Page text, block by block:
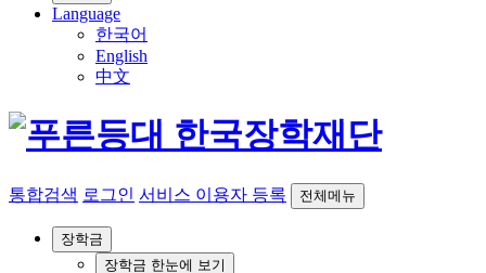
Language
한국어
English
中文
통합검색 로그인 서비스 이용자 등록 전체메뉴
장학금
장학금 한눈에 보기